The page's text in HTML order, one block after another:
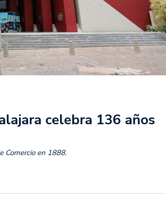
celebra 136 años
Comercio en 1888.